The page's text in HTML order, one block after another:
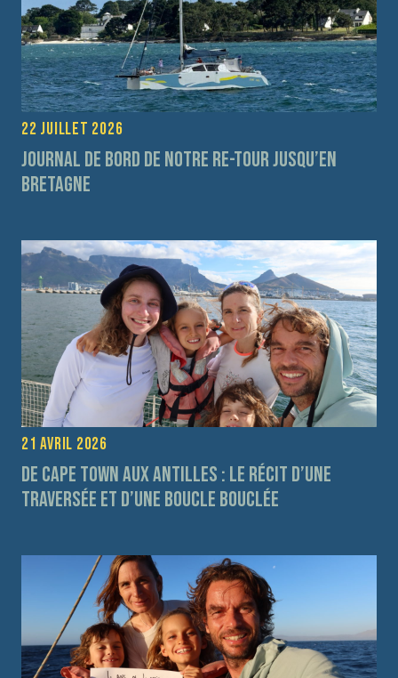
22 juillet 2026
Journal de bord de notre re-tour jusqu’en
Bretagne
21 avril 2026
De Cape Town aux Antilles : le récit d’une
traversée et d’une boucle bouclée